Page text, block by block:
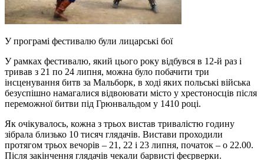
У програмі фестивалю були лицарські бої
У рамках фестивалю, який цього року відбувся в 12-й раз і
тривав з 21 по 24 липня, можна було побачити три
інсценування битв за Мальборк, в ході яких польські війська
безуспішно намагалися відвоювати місто у хрестоносців після
переможної битви під Грюнвальдом у 1410 році.
Як очікувалось, кожна з трьох вистав тривалістю годину
зібрала близько 10 тисяч глядачів. Вистави проходили
протягом трьох вечорів – 21, 22 і 23 липня, початок – о 22.00.
Після закінчення глядачів чекали барвисті феєрверки.